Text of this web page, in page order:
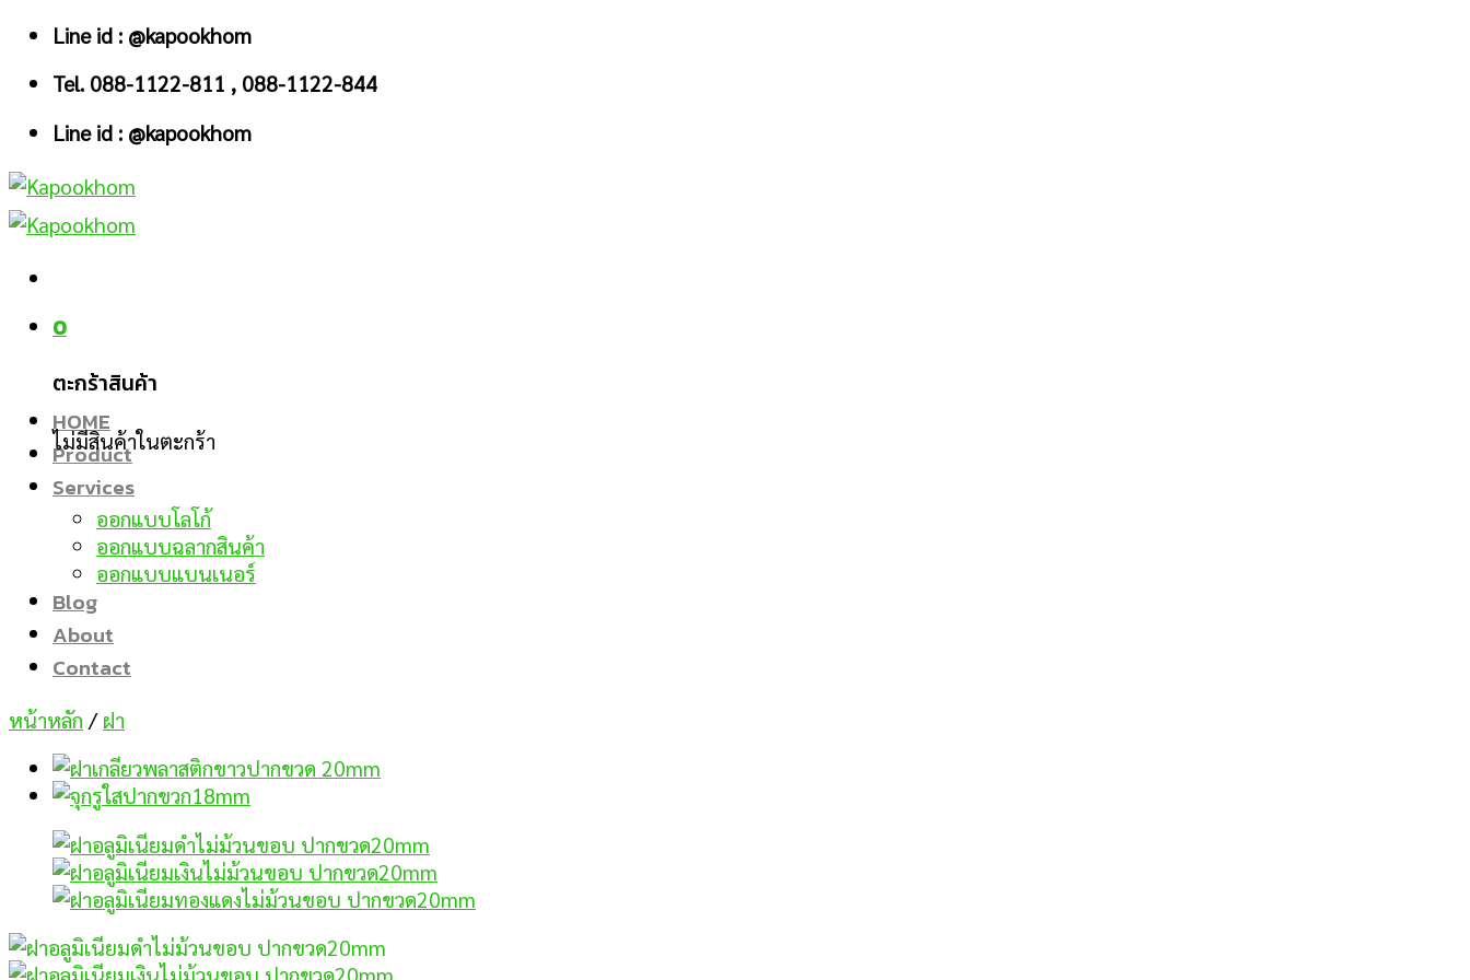
Skip
content
Line id : @kapookhom
Tel. 088-1122-811 , 088-1122-844
Line id : @kapookhom
0
ตะกร้าสินค้า
ไม่มีสินค้าในตะกร้า
HOME
Product
Services
ออกแบบโลโก้
ออกแบบฉลากสินค้า
ออกแบบแบนเนอร์
Blog
About
Contact
หน้าหลัก / ฝา